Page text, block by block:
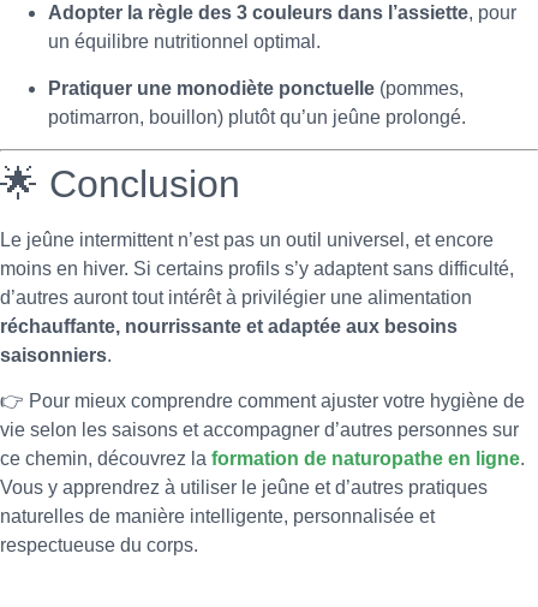
Adopter la règle des 3 couleurs dans l’assiette, pour
un équilibre nutritionnel optimal.
Pratiquer une monodiète ponctuelle (pommes,
potimarron, bouillon) plutôt qu’un jeûne prolongé.
🌟 Conclusion
Le jeûne intermittent n’est pas un outil universel, et encore
moins en hiver. Si certains profils s’y adaptent sans difficulté,
d’autres auront tout intérêt à privilégier une alimentation
réchauffante, nourrissante et adaptée aux besoins
saisonniers.
👉 Pour mieux comprendre comment ajuster votre hygiène de
vie selon les saisons et accompagner d’autres personnes sur
ce chemin, découvrez la formation de naturopathe en ligne.
Vous y apprendrez à utiliser le jeûne et d’autres pratiques
naturelles de manière intelligente, personnalisée et
respectueuse du corps.